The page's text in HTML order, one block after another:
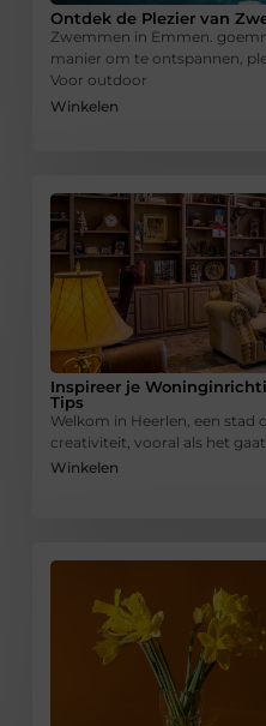
Ontdek de Plezier van
Zwemmen in Emmen.
manier om te ontspannen,
Voor outdoor
Winkelen
Inspireer je
Tips
Welkom in Heerlen, een stad
creativiteit, vooral als het
Winkelen